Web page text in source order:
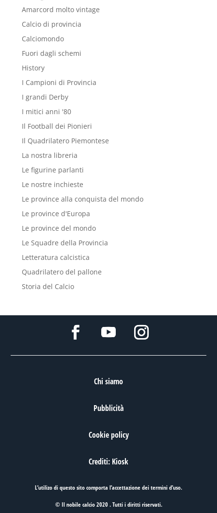
Amarcord molto vintage
Calcio di provincia
Calciomondo
Fuori dagli schemi
History
I Campioni di Provincia
I grandi Derby
I mitici anni '80
Il Football dei Pionieri
Il Quadrilatero Piemontese
La nostra libreria
Le figurine parlanti
Le nostre inchieste
Le province alla conquista del mondo
Le province d'Europa
Le province del mondo
Le Squadre della Provincia
Letteratura calcistica
Quadrilatero del pallone
Storia del Calcio
Chi siamo
Pubblicità
Cookie policy
Crediti: Kiosk
L’utilizo di questo sito comporta l’accettazione deitermini d’uso.
© Il nobile calcio 2020 . Tutti i diritti riservati.